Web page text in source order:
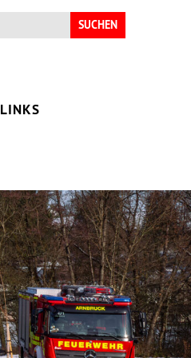
Suchen
nach:
LINKS